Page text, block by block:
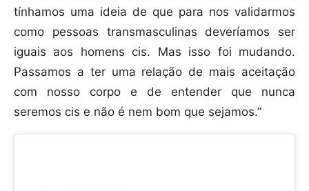
tínhamos uma ideia de que para nos validarmos
como pessoas transmasculinas deveríamos ser
iguais aos homens cis. Mas isso foi mudando.
Passamos a ter uma relação de mais aceitação
com nosso corpo e de entender que nunca
seremos cis e não é nem bom que sejamos.”